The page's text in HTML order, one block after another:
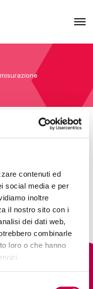
contenuti ed
social media e per
inoltre
il nostro sito con i
dei dati web,
combinarle
loro o che hanno
framework